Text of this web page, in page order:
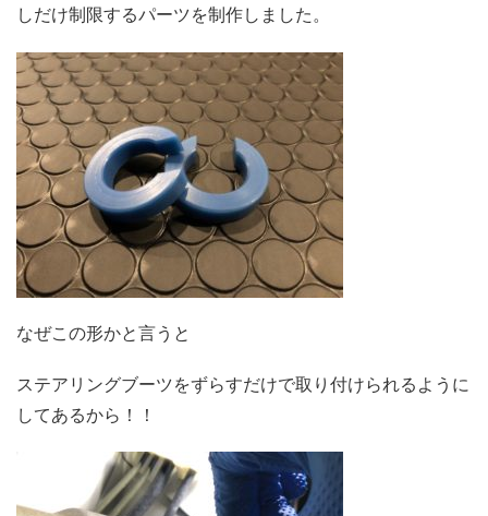
しだけ制限するパーツを制作しました。
なぜこの形かと言うと
ステアリングブーツをずらすだけで取り付けられるように
してあるから！！